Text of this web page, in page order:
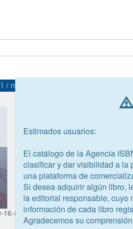
/ mostrando 1 - 1
8
Estimados usuarios:
El catálogo de la Agencia
clasificar y dar visibilidad a la
una plataforma de
Si desea adquirir algún libro,
la editorial responsable, cuyo
información de cada libro
Agradecemos su